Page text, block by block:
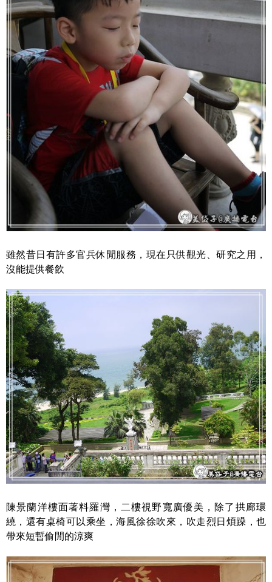
雖然昔日有許多官兵休閒服務，現在只供觀光、研究之用，
沒能提供餐飲
陳景蘭洋樓面著料羅灣，二樓視野寬廣優美，除了拱廊環
繞，還有桌椅可以乘坐，海風徐徐吹來，吹走烈日煩躁，也
帶來短暫偷閒的涼爽